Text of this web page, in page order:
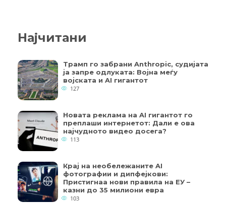
Најчитани
Трамп го забрани Anthropic, судијата
ја запре одлуката: Војна меѓу
војската и AI гигантот
127
Новата реклама на AI гигантот го
преплаши интернетот: Дали е ова
најчудното видео досега?
113
Крај на необележаните AI
фотографии и дипфејкови:
Пристигнаа нови правила на ЕУ –
казни до 35 милиони евра
103